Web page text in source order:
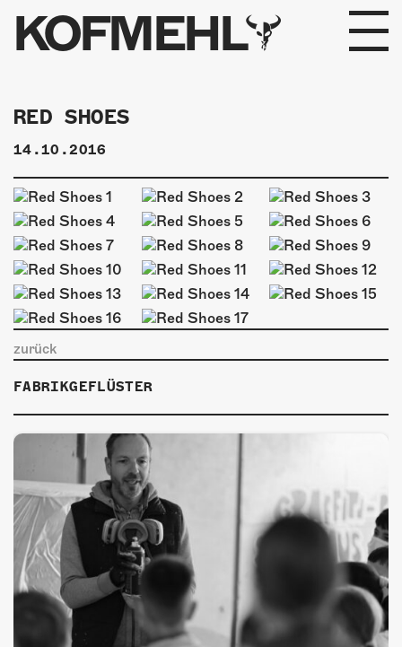
KOFMEHL
PROGRAMM
FABRIKGEFLÜSTER
GALERIE
FOTOGALERIE
PHOTOMAT
INFOS
KONTAKT
GÖNNEREI
SHOP
MITMACHEN
RED SHOES
14.10.2016
zurück
FABRIKGEFLÜSTER